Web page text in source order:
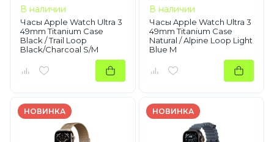
В наличии
Часы Apple Watch Ultra 3
49mm Titanium Case
Black / Trail Loop
Black/Charcoal S/M
В наличии
Часы Apple Watch Ultra 3
49mm Titanium Case
Natural / Alpine Loop Light
Blue M
НОВИНКА НОВИНКА